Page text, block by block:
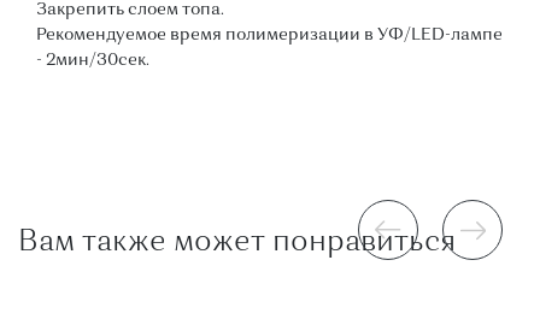
Закрепить слоем топа.
Рекомендуемое время полимеризации в УФ/LED-лампе
- 2мин/30сек.
Вам также может понравиться